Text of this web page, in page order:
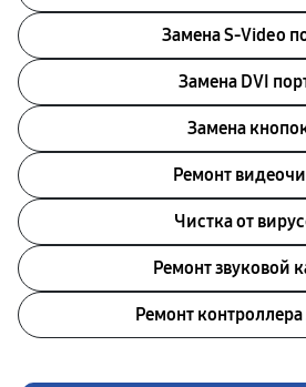
Замена S-Video
Замена DVI
Замена
Ремонт
Чистка от
Ремонт звуковой
Ремонт контроллера